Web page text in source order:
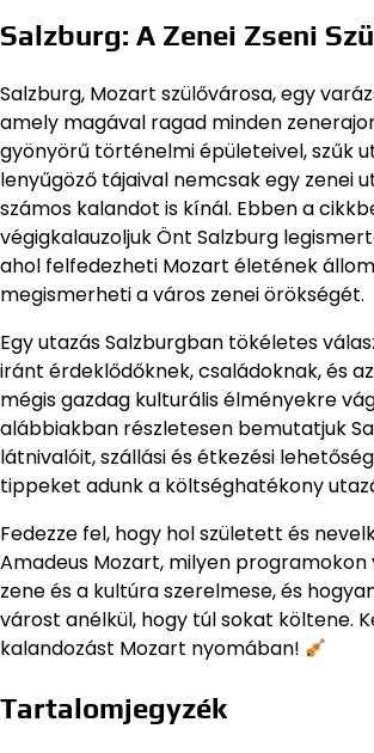
Salzburg: A Zenei Zseni
Salzburg, Mozart szülővárosa, egy
amely magával ragad minden
gyönyörű történelmi épületeivel, szűk
lenyűgöző tájaival nemcsak egy zenei
számos kalandot is kínál. Ebben a
végigkalauzoljuk Önt Salzburg
ahol felfedezheti Mozart életének
megismerheti a város zenei örökségét.
Egy utazás Salzburgban tökéletes
iránt érdeklődőknek, családoknak, és
mégis gazdag kulturális élményekre
alábbiakban részletesen bemutatjuk
látnivalóit, szállási és étkezési
tippeket adunk a költséghatékony
Fedezze fel, hogy hol született és
Amadeus Mozart, milyen programokon
zene és a kultúra szerelmese, és
várost anélkül, hogy túl sokat költene.
kalandozást Mozart nyomában!
Tartalomjegyzék